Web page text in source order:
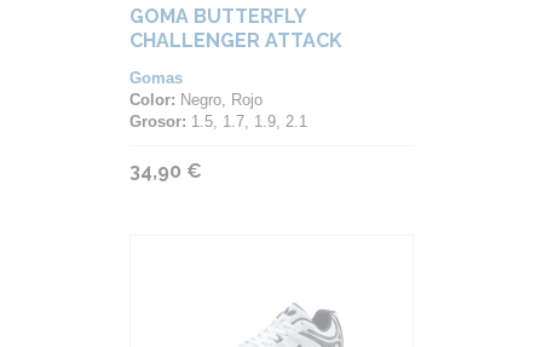
GOMA BUTTERFLY
CHALLENGER ATTACK
Gomas
Color: Negro, Rojo
Grosor: 1.5, 1.7, 1.9, 2.1
34,90 €